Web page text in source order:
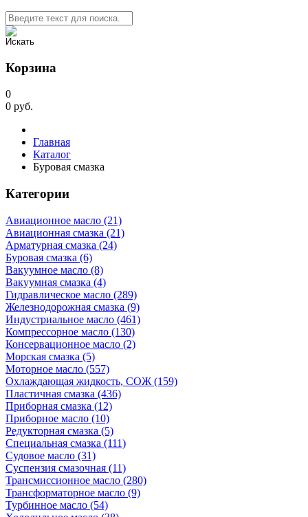
Корзина
0
0 руб.
Главная
Каталог
Буровая смазка
Категории
Авиационное масло (21)
Авиационная смазка (21)
Арматурная смазка (24)
Буровая смазка (6)
Вакуумное масло (8)
Вакуумная смазка (4)
Гидравлическое масло (289)
Железнодорожная смазка (9)
Индустриальное масло (461)
Компрессорное масло (130)
Консервационное масло (2)
Морская смазка (5)
Моторное масло (557)
Охлаждающая жидкость, СОЖ (159)
Пластичная смазка (436)
Приборная смазка (12)
Приборное масло (10)
Редукторная смазка (5)
Специальная смазка (111)
Судовое масло (31)
Суспензия смазочная (11)
Трансмиссионное масло (280)
Трансформаторное масло (9)
Турбинное масло (54)